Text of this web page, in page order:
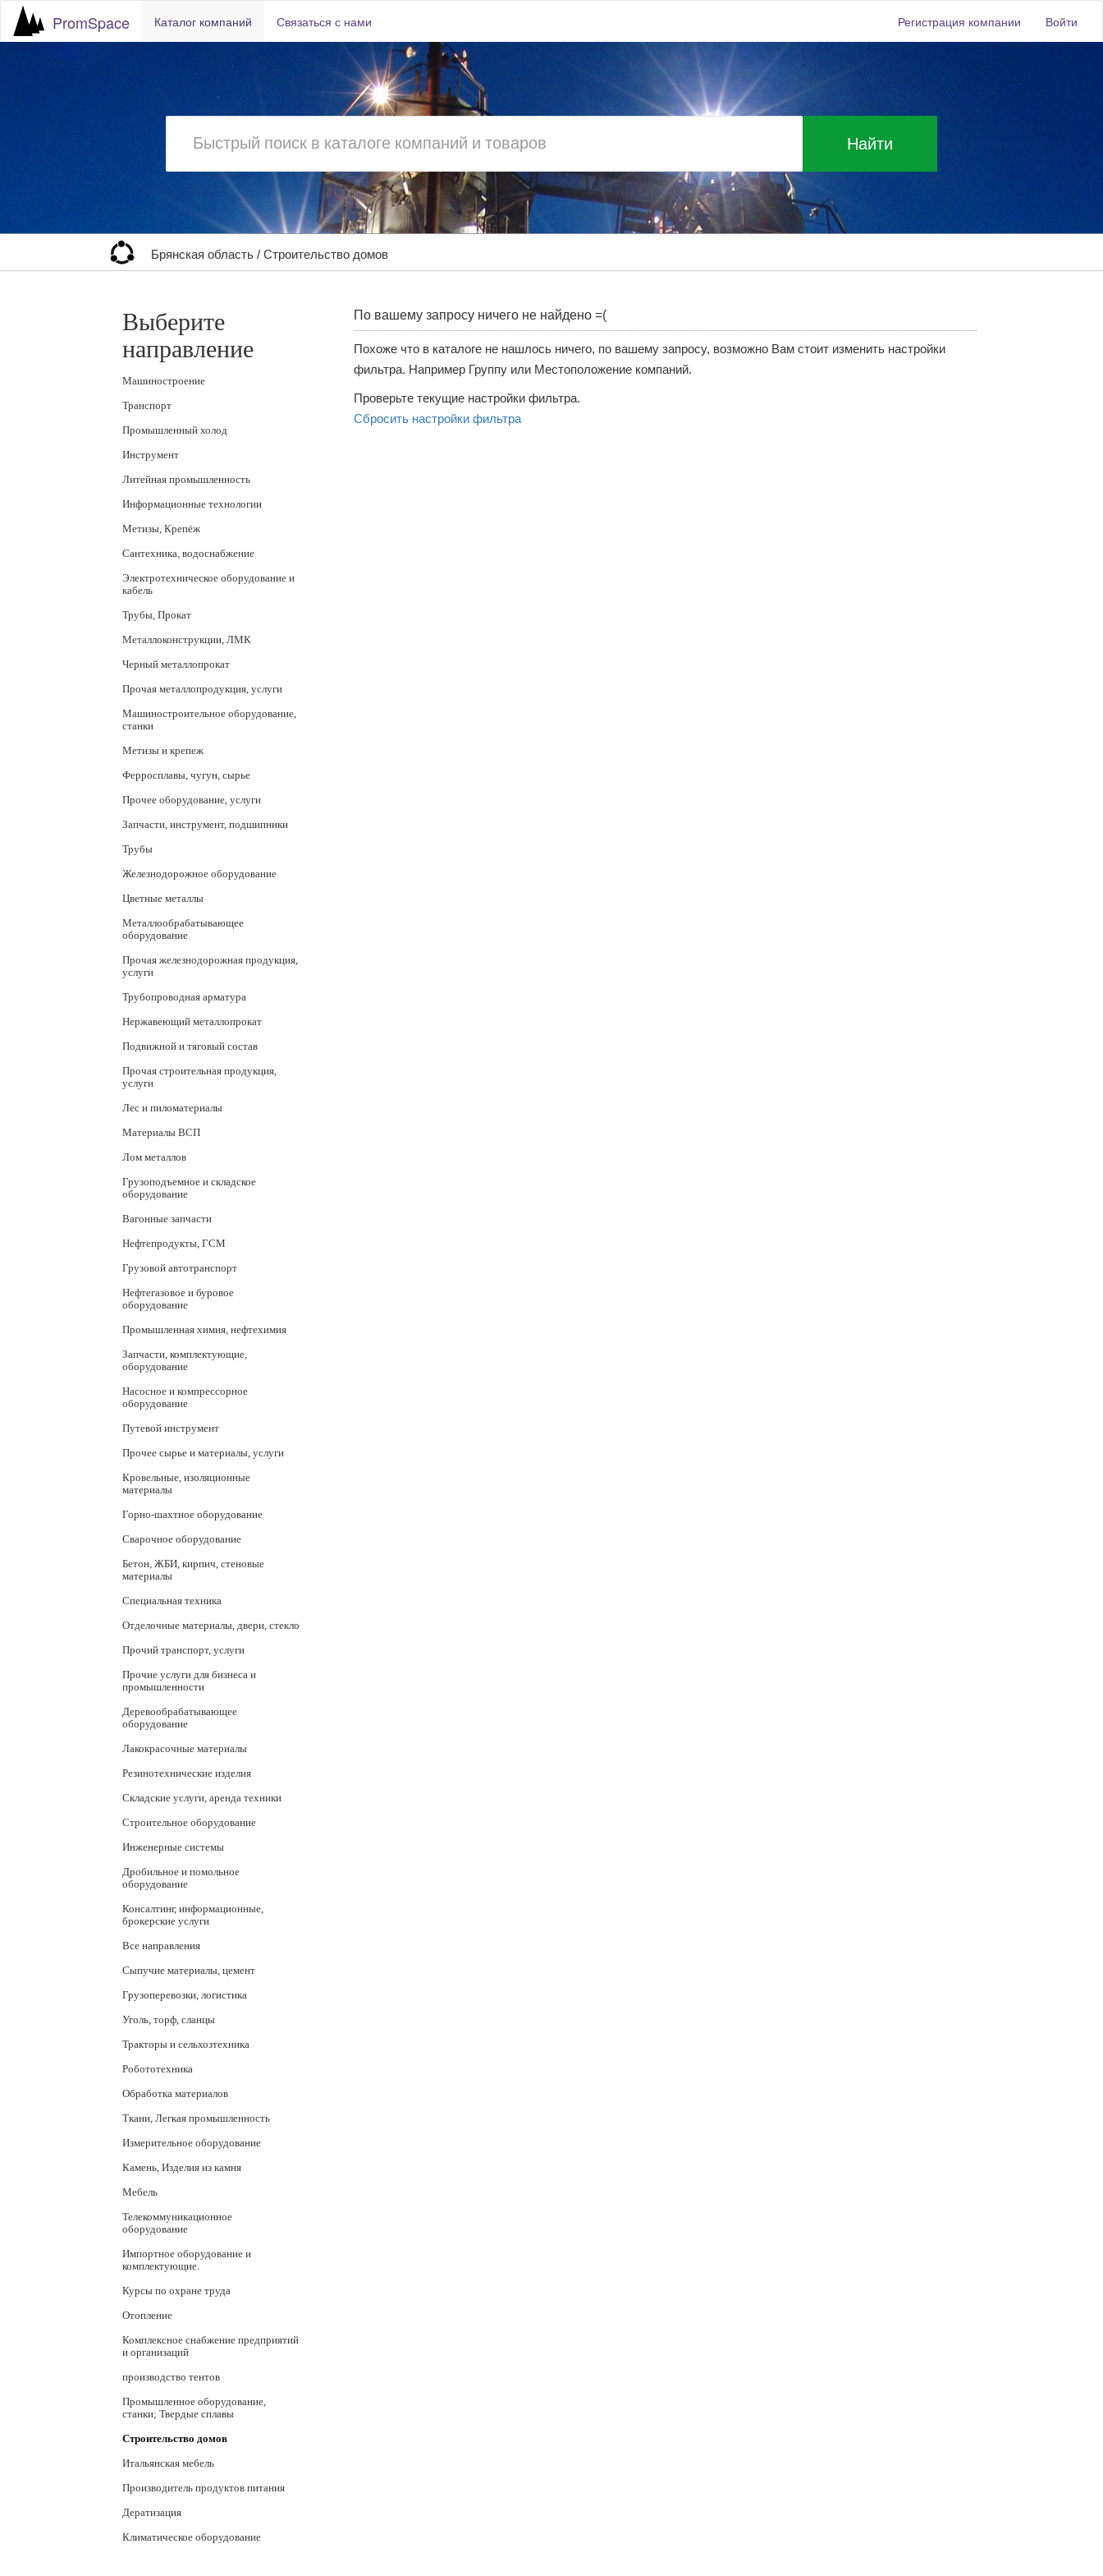
PromSpace Каталог компаний Связаться с нами Регистрация компании Войти
Найти
Брянская область/Строительство домов
Выберите
направление
Машиностроение
Транспорт
Промышленный холод
Инструмент
Литейная промышленность
Информационные технологии
Метизы, Крепёж
Сантехника, водоснабжение
Электротехническое оборудование и
кабель
Трубы, Прокат
Металлоконструкции, ЛМК
Черный металлопрокат
Прочая металлопродукция, услуги
Машиностроительное оборудование,
станки
Метизы и крепеж
Ферросплавы, чугун, сырье
Прочее оборудование, услуги
Запчасти, инструмент, подшипники
Трубы
Железнодорожное оборудование
Цветные металлы
Металлообрабатывающее
оборудование
Прочая железнодорожная продукция,
услуги
Трубопроводная арматура
Нержавеющий металлопрокат
Подвижной и тяговый состав
Прочая строительная продукция,
услуги
Лес и пиломатериалы
Материалы ВСП
Лом металлов
Грузоподъемное и складское
оборудование
Вагонные запчасти
Нефтепродукты, ГСМ
Грузовой автотранспорт
Нефтегазовое и буровое
оборудование
Промышленная химия, нефтехимия
Запчасти, комплектующие,
оборудование
Насосное и компрессорное
оборудование
Путевой инструмент
Прочее сырье и материалы, услуги
Кровельные, изоляционные
материалы
Горно-шахтное оборудование
Сварочное оборудование
Бетон, ЖБИ, кирпич, стеновые
материалы
Специальная техника
Отделочные материалы, двери, стекло
Прочий транспорт, услуги
Прочие услуги для бизнеса и
промышленности
Деревообрабатывающее
оборудование
Лакокрасочные материалы
Резинотехнические изделия
Складские услуги, аренда техники
Строительное оборудование
Инженерные системы
Дробильное и помольное
оборудование
Консалтинг, информационные,
брокерские услуги
Все направления
Сыпучие материалы, цемент
Грузоперевозки, логистика
Уголь, торф, сланцы
Тракторы и сельхозтехника
Робототехника
Обработка материалов
Ткани, Легкая промышленность
Измерительное оборудование
Камень, Изделия из камня
Мебель
Телекоммуникационное
оборудование
Импортное оборудование и
комплектующие.
Курсы по охране труда
Отопление
Комплексное снабжение предприятий
и организаций
производство тентов
Промышленное оборудование,
станки; Твердые сплавы
Строительство домов
Итальянская мебель
Производитель продуктов питания
Дератизация
Климатическое оборудование
По вашему запросу ничего не найдено =(
Похоже что в каталоге не нашлось ничего, по вашему запросу, возможно Вам стоит изменить настройки
фильтра. Например Группу или Местоположение компаний.
Проверьте текущие настройки фильтра.
Сбросить настройки фильтра